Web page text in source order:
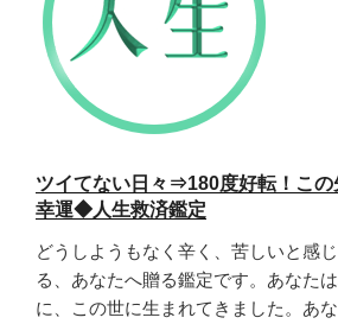
ツイてない日々⇒180度好転！こ
幸運◆人生救済鑑定
どうしようもなく辛く、苦しいと感
る、あなたへ贈る鑑定です。あなた
に、この世に生まれてきました。あ